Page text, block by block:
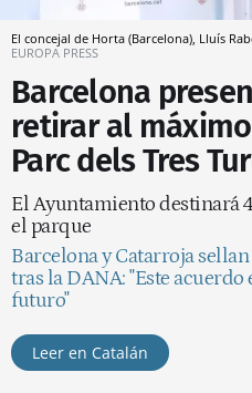
El concejal de Horta (Barcelona), Lluís
EUROPA PRESS
Barcelona
retirar al
Parc dels Tres
El Ayuntamiento destinará
el parque
Barcelona y Catarroja
tras la DANA: "Este
futuro"
Leer en Catalán